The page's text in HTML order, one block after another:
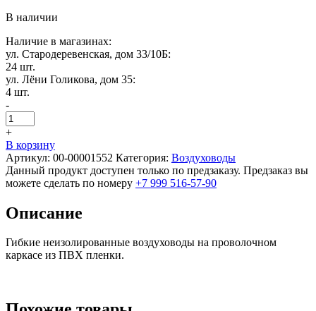
В наличии
Наличие в магазинах:
ул. Стародеревенская, дом 33/10Б:
24 шт.
ул. Лёни Голикова, дом 35:
4 шт.
-
+
В корзину
Артикул: 00-00001552 Категория: Воздуховоды
Данный продукт доступен только по предзаказу. Предзаказ вы
можете сделать по номеру +7 999 516-57-90
Описание
Гибкие неизолированные воздуховоды на проволочном
каркасе из ПВХ пленки.